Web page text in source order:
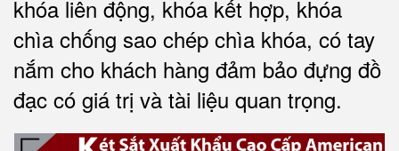
khóa liên động, khóa kết hợp, khóa
chìa chống sao chép chìa khóa, có tay
nắm cho khách hàng đảm bảo đựng đồ
đạc có giá trị và tài liệu quan trọng.